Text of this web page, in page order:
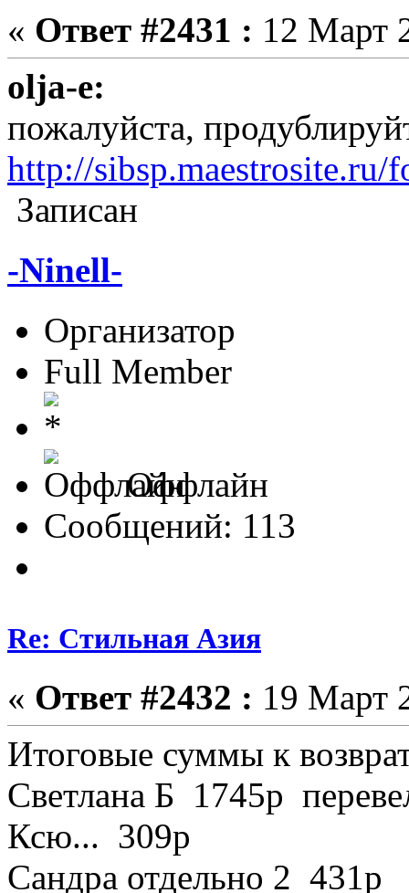
« Ответ #2431 : 12 Март
olja-e:
пожалуйста,
http://
Записан
-Ninell-
Организатор
Full Member
Оффлайн
Сообщений: 113
Re: Стильная Азия
« Ответ #2432 : 19 Март
Итоговые суммы к
Светлана Б 1745р
Ксю... 309р
Сандра отдельно 2 431р